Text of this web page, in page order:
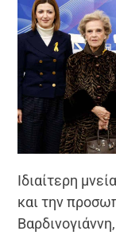
Ιδιαίτερη
και την